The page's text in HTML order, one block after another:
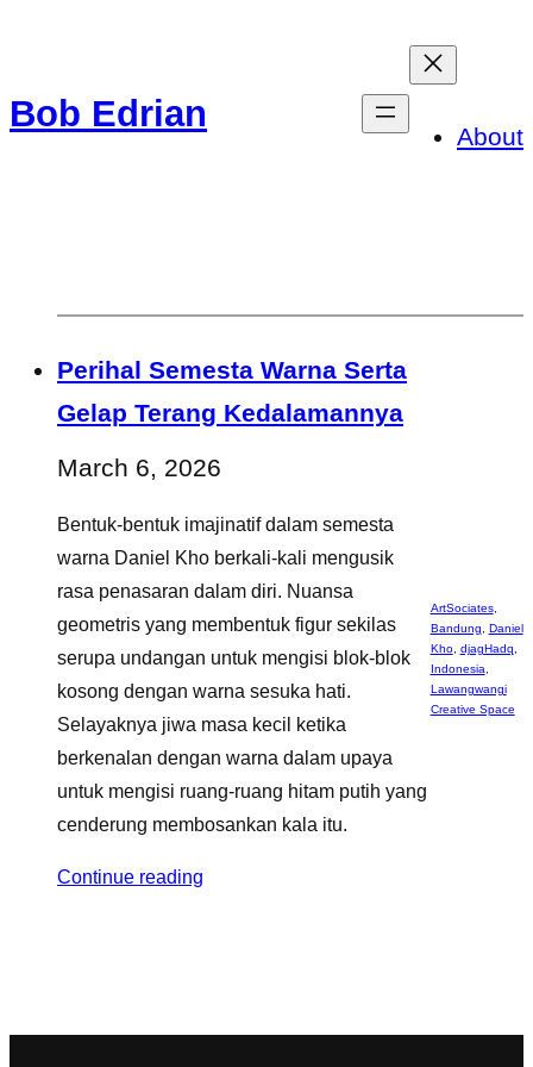
content
Bob Edrian
About
Perihal Semesta Warna Serta
Gelap Terang Kedalamannya
March 6, 2026
Bentuk-bentuk imajinatif dalam semesta
warna Daniel Kho berkali-kali mengusik
rasa penasaran dalam diri. Nuansa
geometris yang membentuk figur sekilas
serupa undangan untuk mengisi blok-blok
kosong dengan warna sesuka hati.
Selayaknya jiwa masa kecil ketika
berkenalan dengan warna dalam upaya
untuk mengisi ruang-ruang hitam putih yang
cenderung membosankan kala itu.
Continue reading
ArtSociates,
Bandung
Daniel
Kho, djagHadq
Indonesia
Lawangwangi
Creative Space